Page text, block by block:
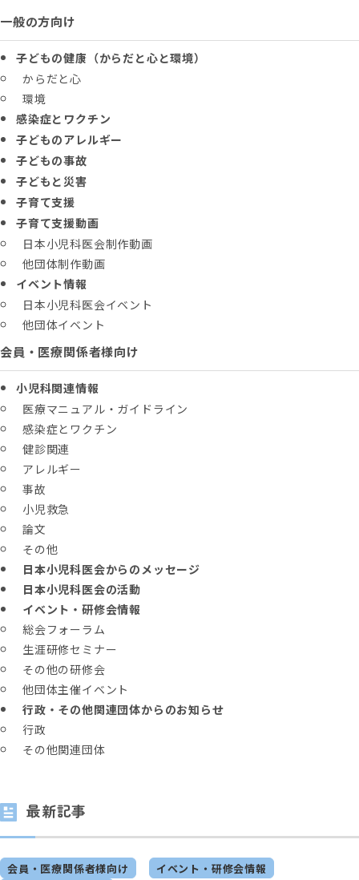
一般の方向け
子どもの健康（からだと心と環境）
からだと心
環境
感染症とワクチン
子どものアレルギー
子どもの事故
子どもと災害
子育て支援
子育て支援動画
日本小児科医会制作動画
他団体制作動画
イベント情報
日本小児科医会イベント
他団体イベント
会員・医療関係者様向け
小児科関連情報
医療マニュアル・ガイドライン
感染症とワクチン
健診関連
アレルギー
事故
小児救急
論文
その他
日本小児科医会からのメッセージ
日本小児科医会の活動
イベント・研修会情報
総会フォーラム
生涯研修セミナー
その他の研修会
他団体主催イベント
行政・その他関連団体からのお知らせ
行政
その他関連団体
最新記事
会員・医療関係者様向け
イベント・研修会情報